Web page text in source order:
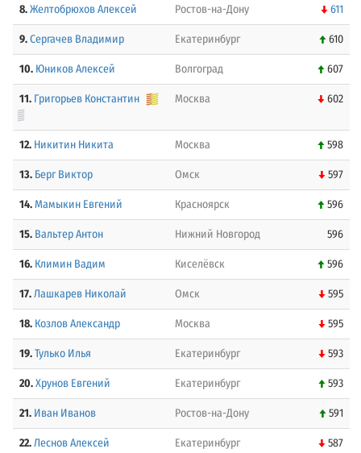
8.Желтобрюхов Алексей Ростов-на-Дону 611
9.Сергачев Владимир Екатеринбург 610
10. Юников Алексей Волгоград 607
11. Григорьев Константин Москва 602
12. Никитин Никита Москва 598
13. Берг Виктор Омск 597
14.Мамыкин Евгений Красноярск 596
15. Вальтер Антон Нижний Новгород 596
16. Климин Вадим Киселёвск 596
17.Лашкарев Николай Омск 595
18. Козлов Александр Москва 595
19.Тулько Илья Екатеринбург 593
20.Хрунов Евгений Екатеринбург 593
21. Иван Иванов Ростов-на-Дону 591
22.Леснов Алексей Екатеринбург 587